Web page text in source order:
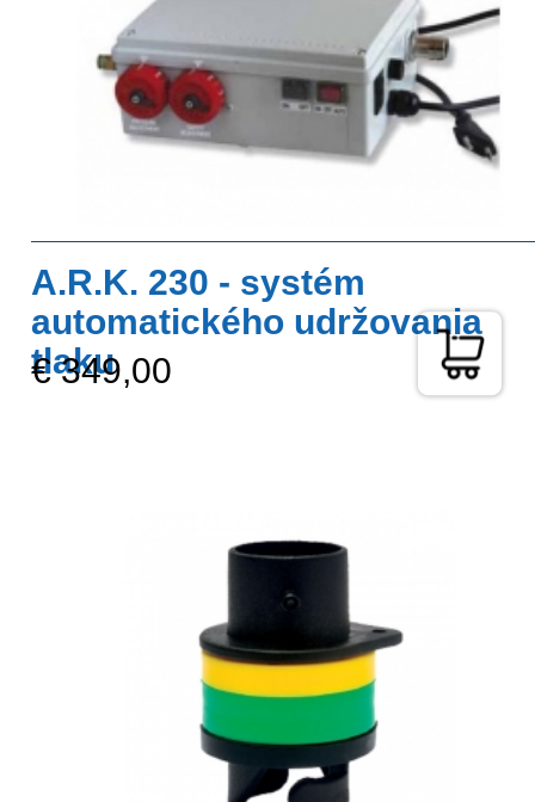
A.R.K. 230 - systém
automatického udržovania
tlaku
€ 349,00